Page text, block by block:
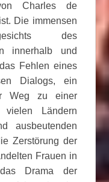
Charles de
Die immensen
des
innerhalb und
Fehlen eines
Dialogs, ein
Weg zu einer
vielen Ländern
ausbeutenden
Zerstörung der
Frauen in
Drama der